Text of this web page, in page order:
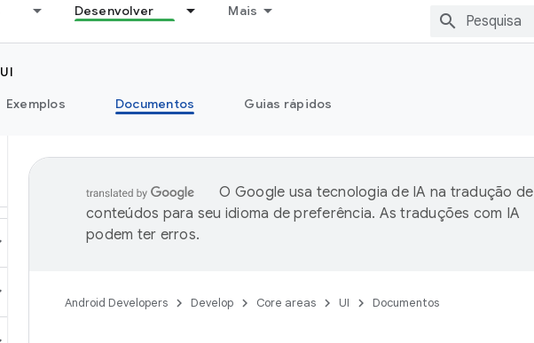
Desenvolver Mais
UI
Exemplos Documentos Guias rápidos
O Google usa tecnologia de IA na tradução de
conteúdos para seu idioma de preferência. As traduções com IA
podem ter erros.
Android Developers Develop Core areas UI Documentos